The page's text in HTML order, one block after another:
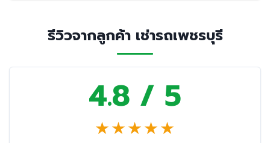
รีวิวจากลูกค้า เช่ารถเพชรบุรี
4.8 / 5
★★★★★